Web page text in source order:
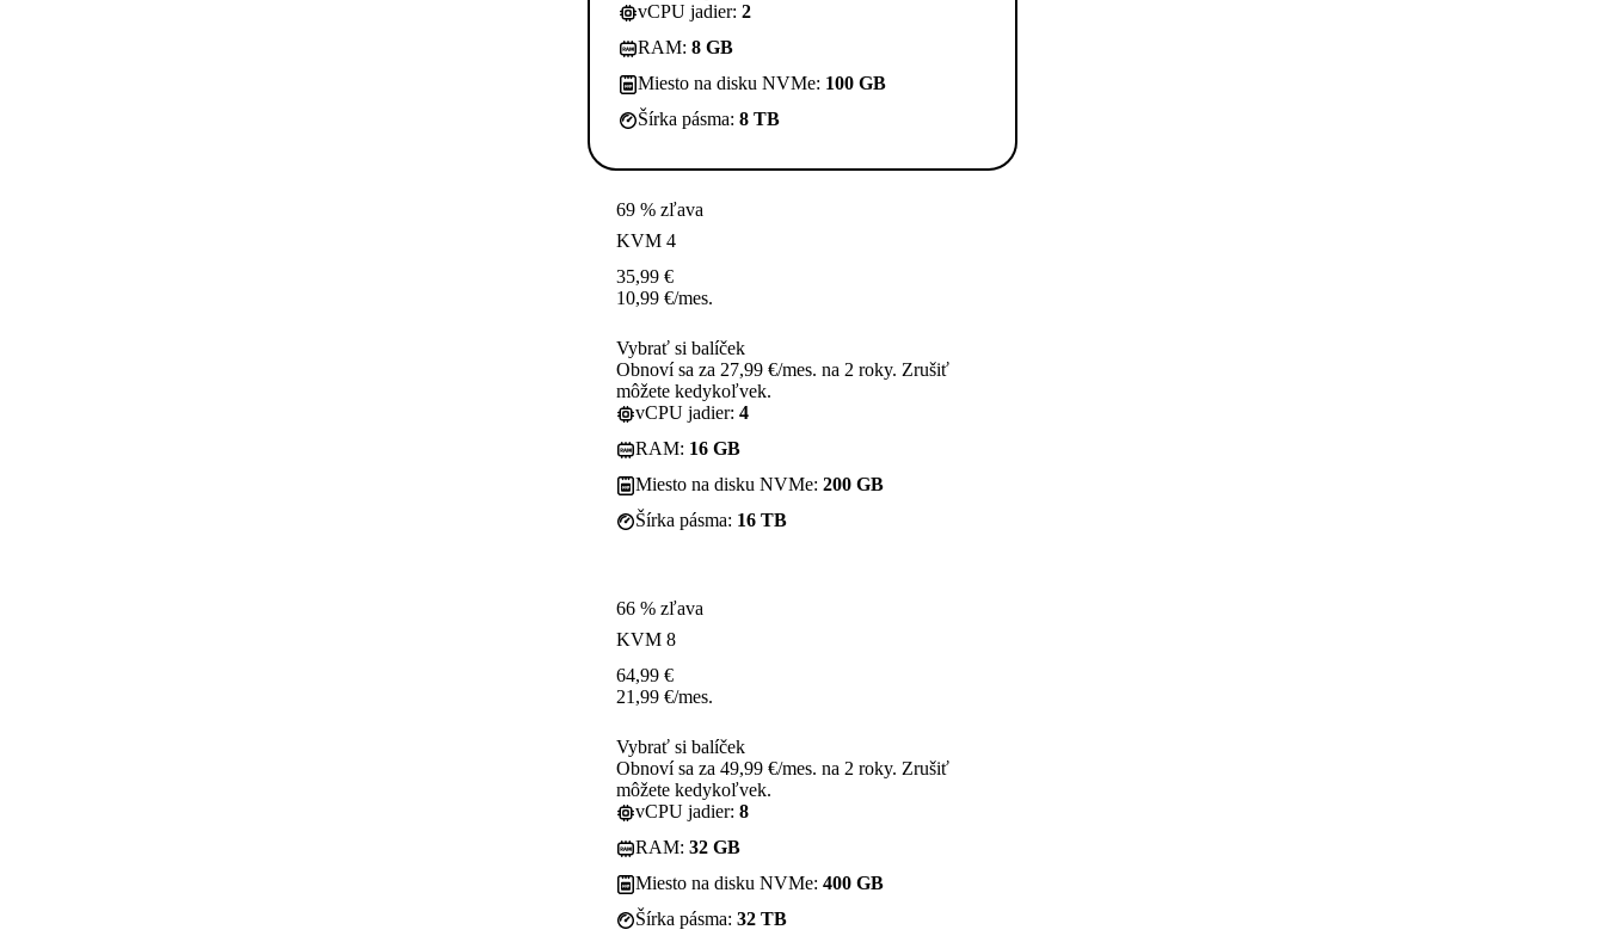
vCPU jadier: 2
RAM: 8 GB
Miesto na disku NVMe: 100 GB
Šírka pásma: 8 TB
69 % zľava
KVM 4
35,99 €
10,99 €/mes.
Vybrať si balíček
Obnoví sa za 27,99 €/mes. na 2 roky. Zrušiť
môžete kedykoľvek.
vCPU jadier: 4
RAM: 16 GB
Miesto na disku NVMe: 200 GB
Šírka pásma: 16 TB
66 % zľava
KVM 8
64,99 €
21,99 €/mes.
Vybrať si balíček
Obnoví sa za 49,99 €/mes. na 2 roky. Zrušiť
môžete kedykoľvek.
vCPU jadier: 8
RAM: 32 GB
Miesto na disku NVMe: 400 GB
Šírka pásma: 32 TB